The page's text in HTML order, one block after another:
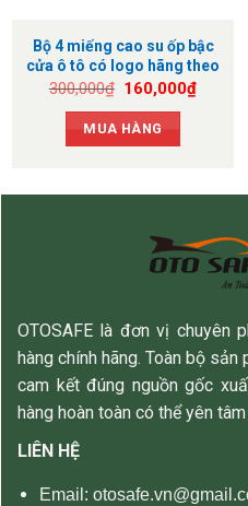
Bộ 4 miếng cao su ốp bậc
cửa ô tô có logo hãng theo
xe
300,000₫ Giá
là:
300,000₫.
160,000₫Giá
MUA HÀNG
OTOSAFE là đơn vị chuyên
hàng chính hãng. Toàn bộ
cam kết đúng nguồn gốc
hàng hoàn toàn có thể yên
LIÊN HỆ
Email: